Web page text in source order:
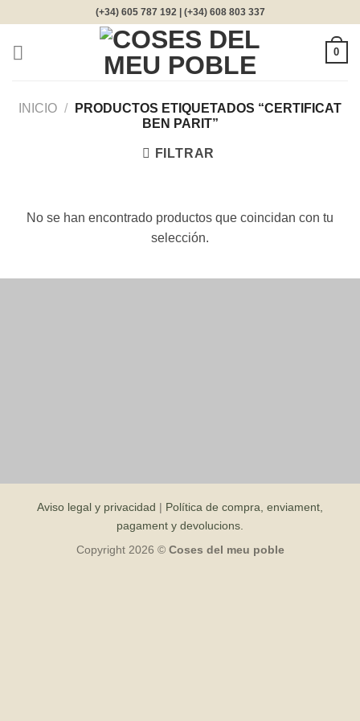
contenido
(+34) 605 787 192 | (+34) 608 803 337
0
INICIO /
PRODUCTOS ETIQUETADOS “CERTIFICAT
BEN PARIT”
FILTRAR
No se han encontrado productos que coincidan con tu
selección.
Aviso legal y privacidad | Política de compra, enviament,
pagament y devolucions.
Copyright 2026 © Coses del meu poble